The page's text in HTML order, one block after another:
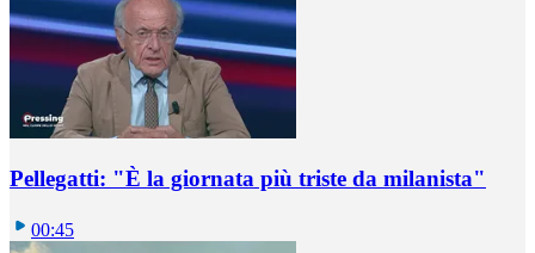
Pellegatti: "È la giornata più triste da milanista"
00:45